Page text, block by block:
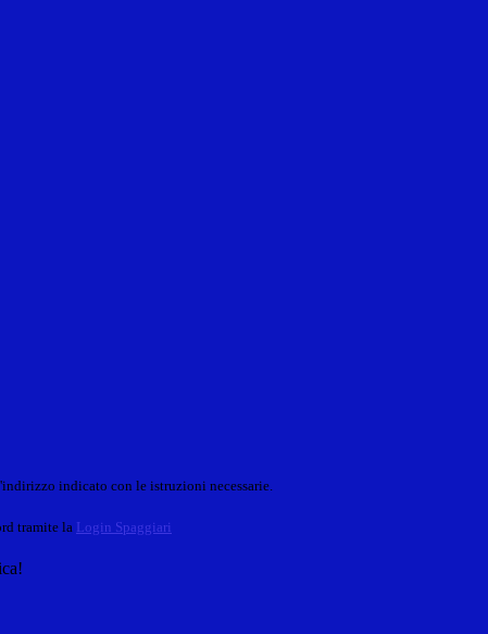
indicato con le istruzioni necessarie.
tramite la Login Spaggiari